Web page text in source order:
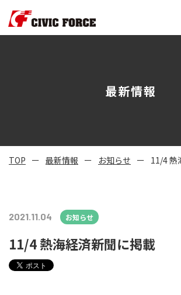
最新情報
TOP 最新情報 お知らせ 11/4 熱
2021.11.04 お知らせ
11/4 熱海経済新聞に掲載